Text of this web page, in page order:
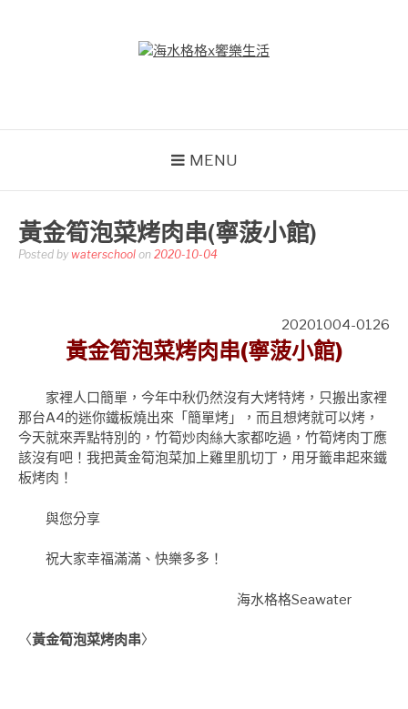
MENU
黃金筍泡菜烤肉串(寧菠小館)
Posted by waterschool on 2020-10-04
20201004-0126
黃金筍泡菜烤肉串(寧菠小館)
家裡人口簡單，今年中秋仍然沒有大烤特烤，只搬出家裡
那台A4的迷你鐵板燒出來「簡單烤」，而且想烤就可以烤，
今天就來弄點特別的，竹筍炒肉絲大家都吃過，竹筍烤肉丁應
該沒有吧！我把黃金筍泡菜加上雞里肌切丁，用牙籤串起來鐵
板烤肉！
與您分享
祝大家幸福滿滿、快樂多多！
海水格格Seawater
〈黃金筍泡菜烤肉串〉